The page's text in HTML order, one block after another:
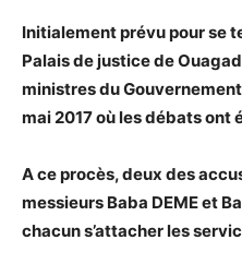
Initialement prévu pour se
Palais de justice de
ministres du
mai 2017 où les débats ont
A ce procès, deux des
messieurs Baba DEME et
chacun s’attacher les